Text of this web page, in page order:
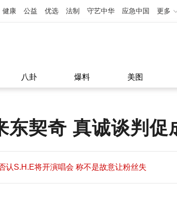
健康 公益 优选 法制 守艺中华 应急中国 更多
八卦 爆料 美图
东契奇 真诚谈判促
认S.H.E将开演唱会 称不是故意让粉丝失